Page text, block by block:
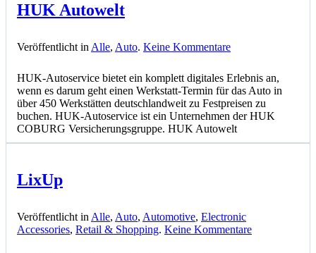
HUK Autowelt
Veröffentlicht in Alle, Auto. Keine Kommentarezu
Autowelt
HUK-Autoservice bietet ein komplett digitales Erlebnis an,
wenn es darum geht einen Werkstatt-Termin für das Auto in
über 450 Werkstätten deutschlandweit zu Festpreisen zu
buchen. HUK-Autoservice ist ein Unternehmen der HUK
COBURG Versicherungsgruppe. HUK Autowelt
LixUp
Veröffentlicht in Alle, Auto, Automotive, Electronic
Accessories, Retail & Shopping. Keine Kommentarezu